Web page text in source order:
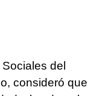
del
consideró que